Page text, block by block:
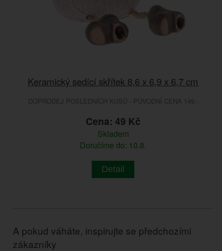
Keramický sedící skřítek 8,6 x 6,9 x 6,7 cm
DOPRODEJ POSLEDNÍCH KUSŮ - PŮVODNÍ CENA 149.-
Cena: 49 Kč
Skladem
Doručíme do: 10.8.
Detail
A pokud váháte, inspirujte se předchozími
zákazníky